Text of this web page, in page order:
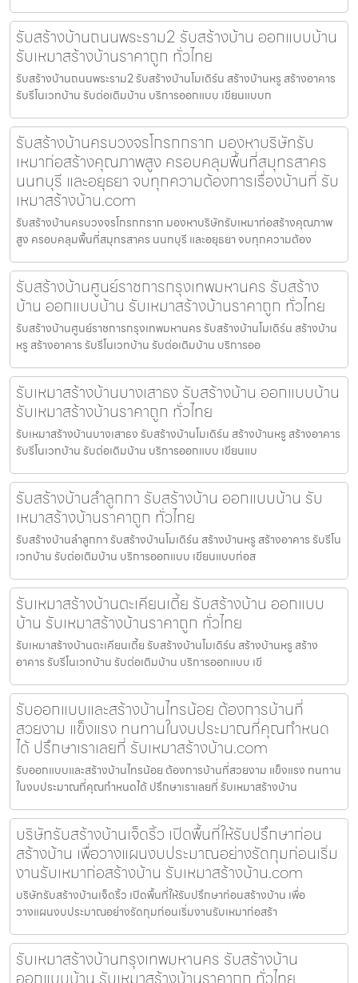
รับสร้างบ้านถนนพระราม2 รับสร้างบ้าน ออกแบบบ้าน
รับเหมาสร้างบ้านราคาถูก ทั่วไทย
รับสร้างบ้านถนนพระราม2 รับสร้างบ้านโมเดิร์น สร้างบ้านหรู สร้างอาคาร
รับรีโนเวทบ้าน รับต่อเติมบ้าน บริการออกแบบ เขียนแบบก
รับสร้างบ้านครบวงจรโกรกกราก มองหาบริษัทรับ
เหมาก่อสร้างคุณภาพสูง ครอบคลุมพื้นที่สมุทรสาคร
นนทบุรี และอยุธยา จบทุกความต้องการเรื่องบ้านที่ รับ
เหมาสร้างบ้าน.com
รับสร้างบ้านครบวงจรโกรกกราก มองหาบริษัทรับเหมาก่อสร้างคุณภาพ
สูง ครอบคลุมพื้นที่สมุทรสาคร นนทบุรี และอยุธยา จบทุกความต้อง
รับสร้างบ้านศูนย์ราชการกรุงเทพมหานคร รับสร้าง
บ้าน ออกแบบบ้าน รับเหมาสร้างบ้านราคาถูก ทั่วไทย
รับสร้างบ้านศูนย์ราชการกรุงเทพมหานคร รับสร้างบ้านโมเดิร์น สร้างบ้าน
หรู สร้างอาคาร รับรีโนเวทบ้าน รับต่อเติมบ้าน บริการออ
รับเหมาสร้างบ้านบางเสาธง รับสร้างบ้าน ออกแบบบ้าน
รับเหมาสร้างบ้านราคาถูก ทั่วไทย
รับเหมาสร้างบ้านบางเสาธง รับสร้างบ้านโมเดิร์น สร้างบ้านหรู สร้างอาคาร
รับรีโนเวทบ้าน รับต่อเติมบ้าน บริการออกแบบ เขียนแบ
รับสร้างบ้านลำลูกกา รับสร้างบ้าน ออกแบบบ้าน รับ
เหมาสร้างบ้านราคาถูก ทั่วไทย
รับสร้างบ้านลำลูกกา รับสร้างบ้านโมเดิร์น สร้างบ้านหรู สร้างอาคาร รับรีโน
เวทบ้าน รับต่อเติมบ้าน บริการออกแบบ เขียนแบบก่อส
รับเหมาสร้างบ้านตะเคียนเตี้ย รับสร้างบ้าน ออกแบบ
บ้าน รับเหมาสร้างบ้านราคาถูก ทั่วไทย
รับเหมาสร้างบ้านตะเคียนเตี้ย รับสร้างบ้านโมเดิร์น สร้างบ้านหรู สร้าง
อาคาร รับรีโนเวทบ้าน รับต่อเติมบ้าน บริการออกแบบ เขี
รับออกแบบและสร้างบ้านไทรน้อย ต้องการบ้านที่
สวยงาม แข็งแรง ทนทานในงบประมาณที่คุณกำหนด
ได้ ปรึกษาเราเลยที่ รับเหมาสร้างบ้าน.com
รับออกแบบและสร้างบ้านไทรน้อย ต้องการบ้านที่สวยงาม แข็งแรง ทนทาน
ในงบประมาณที่คุณกำหนดได้ ปรึกษาเราเลยที่ รับเหมาสร้างบ้าน
บริษัทรับสร้างบ้านเจ็ดริ้ว เปิดพื้นที่ให้รับปรึกษาก่อน
สร้างบ้าน เพื่อวางแผนงบประมาณอย่างรัดกุมก่อนเริ่ม
งานรับเหมาก่อสร้างบ้าน รับเหมาสร้างบ้าน.com
บริษัทรับสร้างบ้านเจ็ดริ้ว เปิดพื้นที่ให้รับปรึกษาก่อนสร้างบ้าน เพื่อ
วางแผนงบประมาณอย่างรัดกุมก่อนเริ่มงานรับเหมาก่อสร้า
รับเหมาสร้างบ้านกรุงเทพมหานคร รับสร้างบ้าน